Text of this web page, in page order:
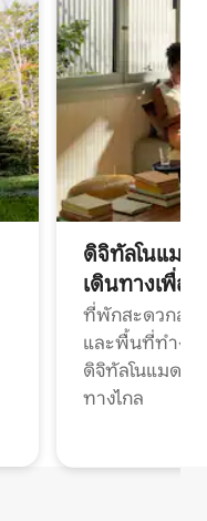
ดิจิทัลโนแมด
เดินทางเพื่อ
ที่พักสะดวกสบ
และพื้นที่ทำงา
ดิจิทัลโนแมดแ
ทางไกล